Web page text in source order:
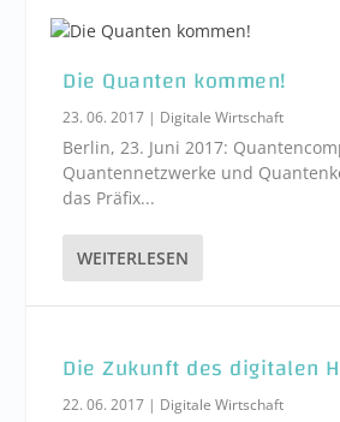
Die Quanten kommen!
23. 06. 2017 | Digitale Wirtschaft
Berlin, 23. Juni 2017:
Quantennetzwerke und
das Präfix...
WEITERLESEN
Die Zukunft des digitalen
22. 06. 2017 | Digitale Wirtschaft